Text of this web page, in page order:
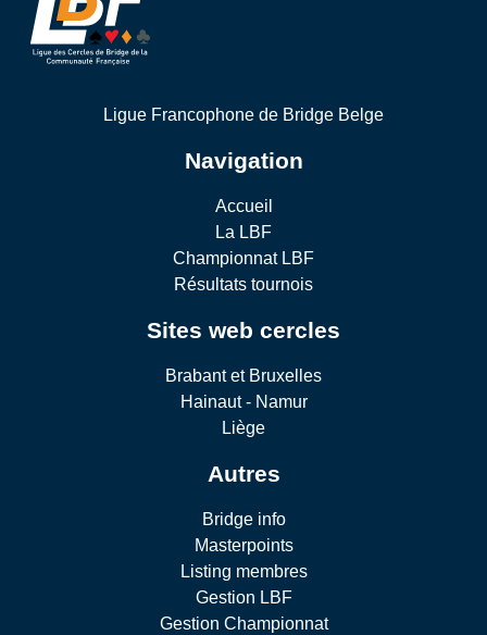
Ligue Francophone de Bridge Belge
Navigation
Accueil
La LBF
Championnat LBF
Résultats tournois
Sites web cercles
Brabant et Bruxelles
Hainaut - Namur
Liège
Autres
Bridge info
Masterpoints
Listing membres
Gestion LBF
Gestion Championnat